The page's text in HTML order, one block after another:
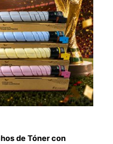
de Tóner con